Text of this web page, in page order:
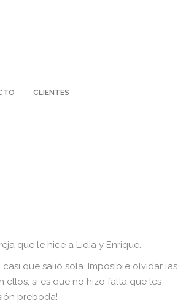
CLIENTES
que le hice a Lidia y Enrique.
que salió sola. Imposible olvidar las
ellos, si es que no hizo falta que les
preboda!